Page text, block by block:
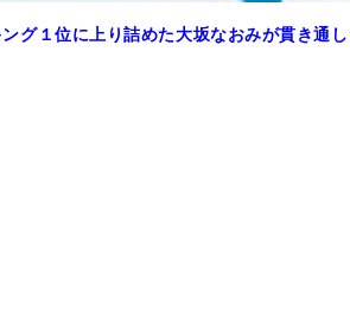
グ１位に上り詰めた大坂なおみが貫き通